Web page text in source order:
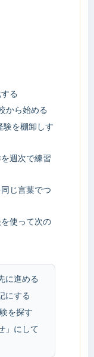
る
から始める
験を棚卸しす
週次で練習
じ言葉でつ
使って次の
に進める
にする
を探す
」にして